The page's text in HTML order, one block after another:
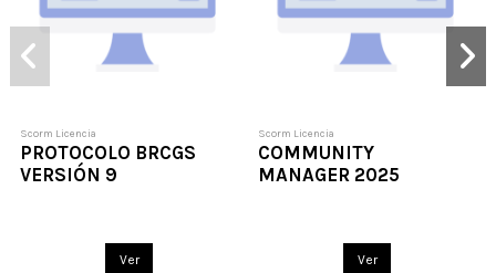
Scorm Licencia
PROTOCOLO BRCGS
VERSIÓN 9
Ver
Scorm Licencia
COMMUNITY
MANAGER 2025
Ver